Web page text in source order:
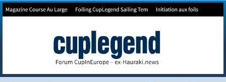
Forum de Cup In Europe